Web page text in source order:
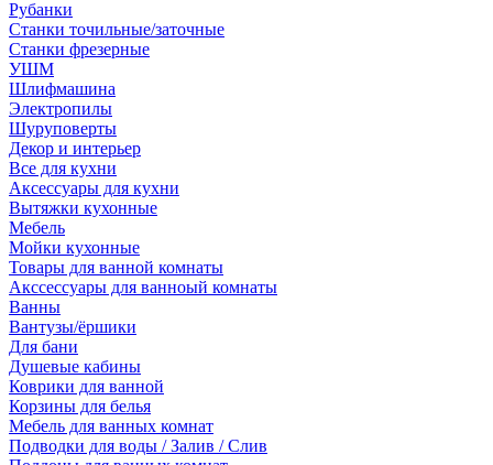
Рубанки
Станки точильные/заточные
Станки фрезерные
УШМ
Шлифмашина
Электропилы
Шуруповерты
Декор и интерьер
Все для кухни
Аксессуары для кухни
Вытяжки кухонные
Мебель
Мойки кухонные
Товары для ванной комнаты
Акссессуары для ванноый комнаты
Ванны
Вантузы/ёршики
Для бани
Душевые кабины
Коврики для ванной
Корзины для белья
Мебель для ванных комнат
Подводки для воды / Залив / Слив